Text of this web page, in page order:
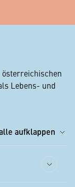
Lebens- und
aufklappen